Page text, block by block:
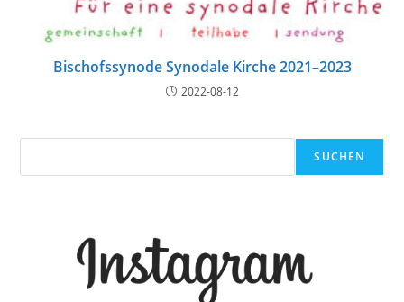
Bischofssynode Synodale Kirche 2021–2023
2022-08-12
SUCHEN